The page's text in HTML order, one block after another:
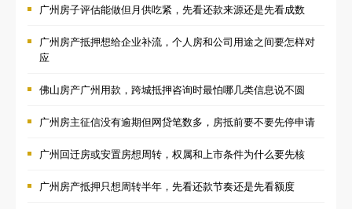
广州房子评估能做但月供吃紧，先看还款来源还是先看成数
广州房产抵押想给企业补流，个人房和公司用途之间要怎样对
应
佛山房产广州用款，跨城抵押咨询时最怕哪几类信息说不圆
广州房主征信没有逾期但网贷笔数多，房抵前要不要先停申请
广州回迁房或安置房想周转，权属和上市条件为什么要先核
广州房产抵押只想周转半年，先看还款节奏还是先看额度